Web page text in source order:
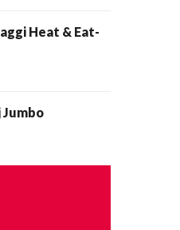
Heat & Eat-